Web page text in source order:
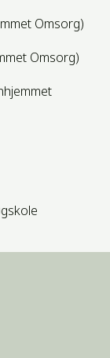
Omsorg)
Omsorg)